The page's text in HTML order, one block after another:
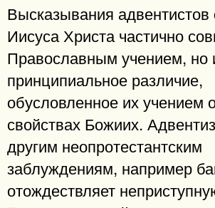
Высказывания
Иисуса Христа частично
Православным учением, но
принципиальное различие,
обусловленное их учением
свойствах Божиих.
другим неопротестантским
заблуждениям, например
отождествляет